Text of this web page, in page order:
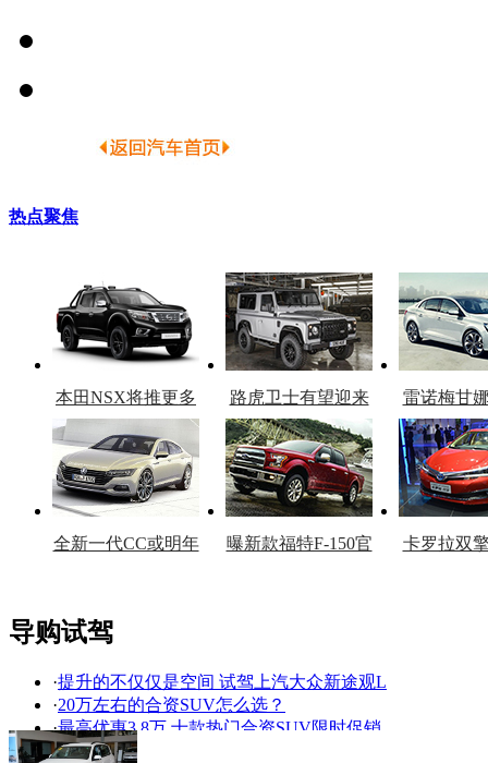
热点聚焦
本田NSX将推更多
车型
路虎卫士有望迎来
复产
雷诺梅甘
官
全新一代CC或明年
曝新款福特F-150官
卡罗拉双
看赛车宝贝争奇斗
艳
车模美腿爆乳无惧
走光
导购试驾
·提升的不仅仅是空间 试驾上汽大众新途观L
·20万左右的合资SUV怎么选？
·最高优惠3.8万 十款热门合资SUV限时促销
·德日之争新高度，新途观VS新RAV4